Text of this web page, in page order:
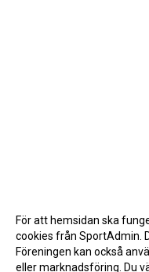
För att hemsidan ska
cookies från SportAdmin.
Föreningen kan också
eller marknadsföring. Du